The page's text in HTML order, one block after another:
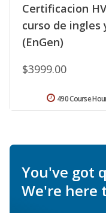
Certificacion
curso de
(EnGen)
$3999.00
490 Course
You've got
We're here